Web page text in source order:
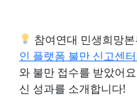
참여연대 민생희망
인 플랫폼 불만 신고센
와 불만 접수를 받았어
신 성과를 소개합니다!